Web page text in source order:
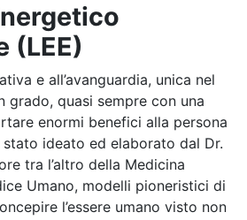
(LEE)
e all’avanguardia, unica nel
grado, quasi sempre con una
enormi benefici alla persona
ideato ed elaborato dal Dr.
tra l’altro della Medicina
Umano, modelli pioneristici di
l’essere umano visto non